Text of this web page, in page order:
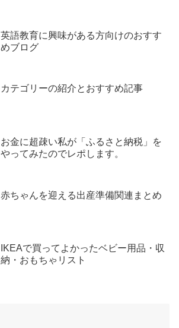
英語教育に興味がある方向けのおすす
めブログ
カテゴリーの紹介とおすすめ記事
お金に超疎い私が「ふるさと納税」を
やってみたのでレポします。
赤ちゃんを迎える出産準備関連まとめ
IKEAで買ってよかったベビー用品・収
納・おもちゃリスト